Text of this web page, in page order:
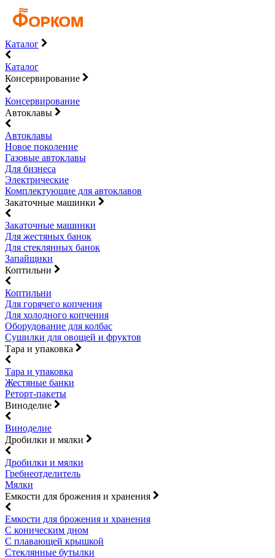
Каталог
Каталог
Консервирование
Консервирование
Автоклавы
Автоклавы
Новое поколение
Газовые автоклавы
Для бизнеса
Электрические
Комплектующие для автоклавов
Закаточные машинки
Закаточные машинки
Для жестяных банок
Для стеклянных банок
Запайщики
Коптильни
Коптильни
Для горячего копчения
Для холодного копчения
Оборудование для колбас
Сушилки для овощей и фруктов
Тара и упаковка
Тара и упаковка
Жестяные банки
Реторт-пакеты
Виноделие
Виноделие
Дробилки и мялки
Дробилки и мялки
Гребнеотделитель
Мялки
Емкости для брожения и хранения
Емкости для брожения и хранения
С коническим дном
С плавающей крышкой
Стеклянные бутылки